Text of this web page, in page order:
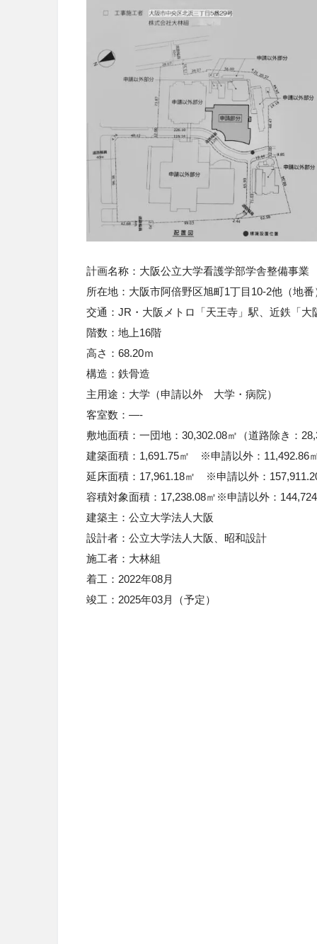
計画名称：大阪公立大学看護学部学舎整備事
所在地：大阪市阿倍野区旭町1丁目10-2他（地番
交通：JR・大阪メトロ「天王寺」駅、近鉄「大
階数：地上16階
高さ：68.20ｍ
構造：鉄骨造
主用途：大学（申請以外 大学・病院）
客室数：—-
敷地面積：一団地：30,302.08㎡（道路除き：
建築面積：1,691.75㎡ ※申請以外：11,492.86
延床面積：17,961.18㎡ ※申請以外：
容積対象面積：17,238.08㎡※申請以外：
建築主：公立大学法人大阪
設計者：公立大学法人大阪、昭和設計
施工者：大林組
着工： 2022年08月
竣工： 2025年03月（予定）